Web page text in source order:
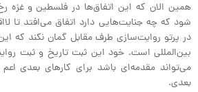
همین الان که این اتفاق‌ها در فلسطین و غزه
شود که چه جنایت‌هایی دارد اتفاق می‌افتد تا
در پرتو روایت‌سازی طرف مقابل گمان نکند که
بین‌المللی است. خود این ثبت تاریخ و ثبت
می‌تواند مقدمه‌ای باشد برای کارهای بعدی
بعدی.